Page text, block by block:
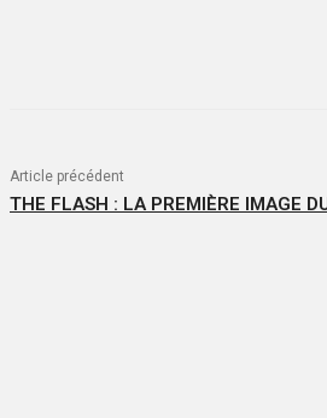
Article précédent
THE FLASH : LA PREMIÈRE IMAGE